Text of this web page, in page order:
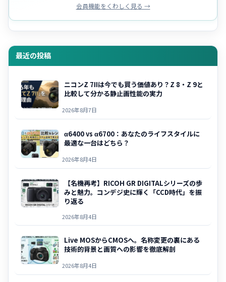
会員機能をくわしく見る →
最近の投稿
ニコンZ 7IIは今でも買う価値あり？Z 8・Z 9と
比較して分かる静止画性能の実力
2026年8月7日
α6400 vs α6700：あなたのライフスタイルに
最適な一台はどちら？
2026年8月4日
【名機再考】RICOH GR DIGITALシリーズの歩
みと魅力。コンデジ史に輝く「CCD時代」を振
り返る
2026年8月4日
Live MOSからCMOSへ。名称変更の裏にある
技術的背景と画質への影響を徹底解剖
2026年8月4日